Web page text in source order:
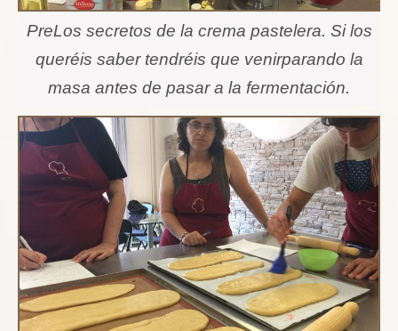
PreLos secretos de la crema pastelera. Si los
queréis saber tendréis que venirparando la
masa antes de pasar a la fermentación.